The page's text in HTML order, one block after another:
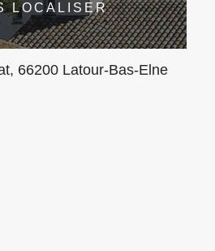
LOCALISER
66200 Latour-Bas-Elne